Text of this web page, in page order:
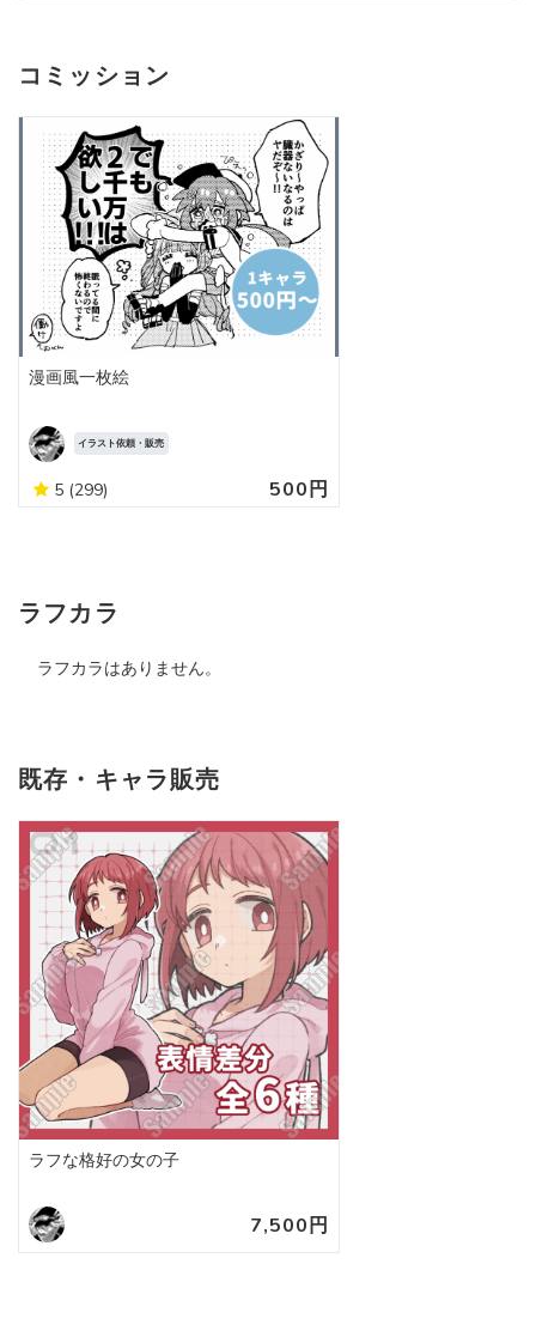
コミッション
漫画風一枚絵
イラスト依頼・販売
5 (299) 500円
ラフカラ
ラフカラはありません。
既存・キャラ販売
ラフな格好の女の子
7,500円